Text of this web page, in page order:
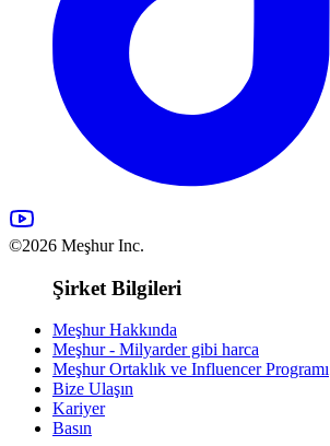
©2026 Meşhur Inc.
Şirket Bilgileri
Meşhur Hakkında
Meşhur - Milyarder gibi harca
Meşhur Ortaklık ve Influencer Programı
Bize Ulaşın
Kariyer
Basın